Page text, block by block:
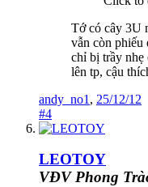
Tớ có cây 3U
vẫn còn phiếu
chỉ bị trầy nhẹ
lên tp, cậu
andy_no1 , 25/12/12
#4
LEOTOY
VĐV Phong